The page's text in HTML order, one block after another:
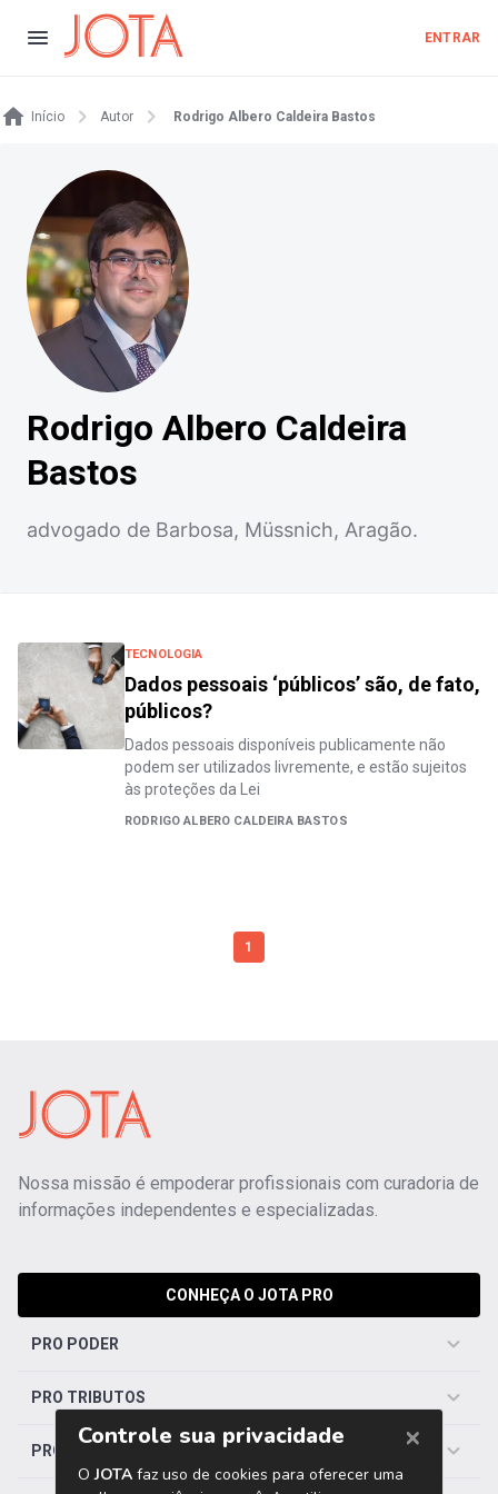
ENTRAR
Início Autor Rodrigo Albero Caldeira Bastos
Rodrigo Albero Caldeira
Bastos
advogado de Barbosa, Müssnich, Aragão.
TECNOLOGIA
Dados pessoais ‘públicos’ são, de fato,
públicos?
Dados pessoais disponíveis publicamente não
podem ser utilizados livremente, e estão sujeitos
às proteções da Lei
RODRIGO ALBERO CALDEIRA BASTOS
1
Nossa missão é empoderar profissionais com curadoria de
informações independentes e especializadas.
CONHEÇA O JOTA PRO
PRO PODER
PRO TRIBUTOS
PRO TRABALHISTA